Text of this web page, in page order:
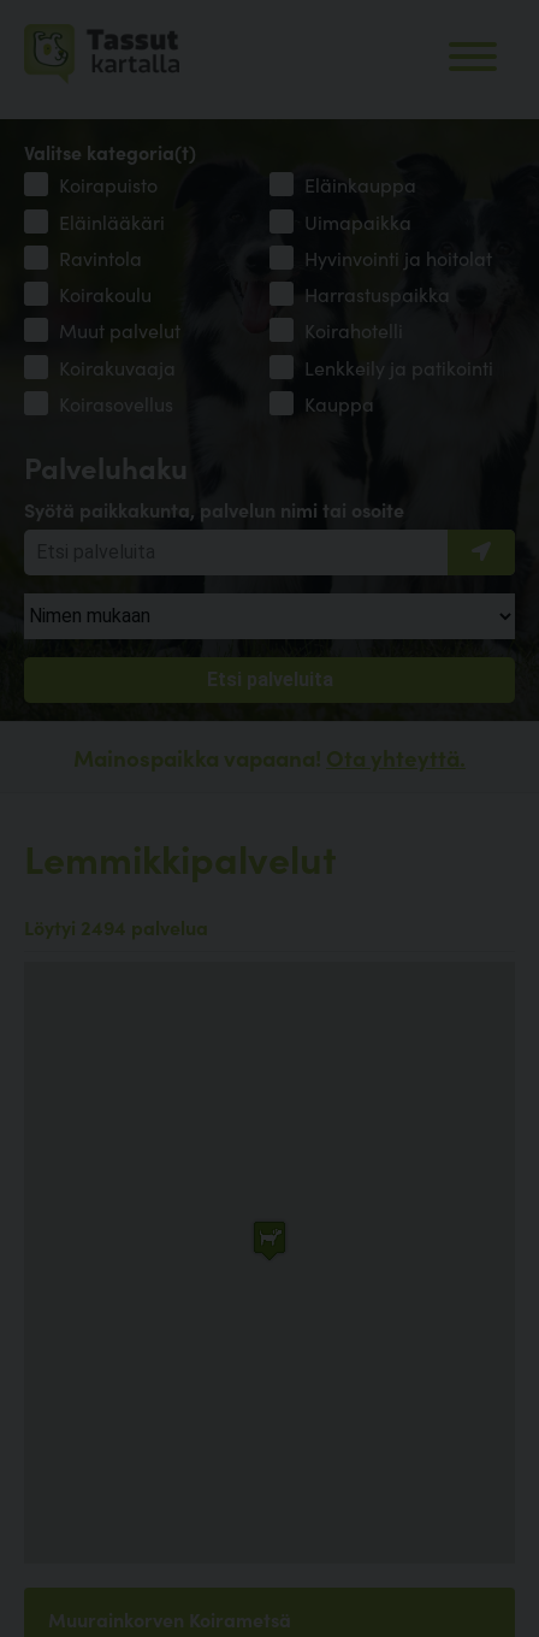
Palveluhaku
Syötä paikkakunta, palvelun nimi tai osoite
Valitse kategoria(t)
Koirapuisto
Eläinkauppa
Eläinlääkäri
Uimapaikka
Ravintola
Hyvinvointi ja hoitolat
Koirakoulu
Harrastuspaikka
Muut palvelut
Koirahotelli
Koirakuvaaja
Lenkkeily ja patikointi
Koirasovellus
Kauppa
Mainospaikka vapaana! Ota yhteyttä.
Lemmikkipalvelut
Löytyi 2494 palvelua
Muurainkorven Koirametsä